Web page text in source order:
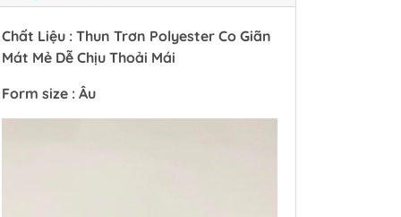
Chất Liệu : Thun Trơn Polyester Co Giãn
Mát Mẻ Dễ Chịu Thoải Mái
Form size : Âu